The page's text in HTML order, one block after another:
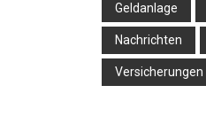
Geldanlage
Nachrichten
Versicherungen